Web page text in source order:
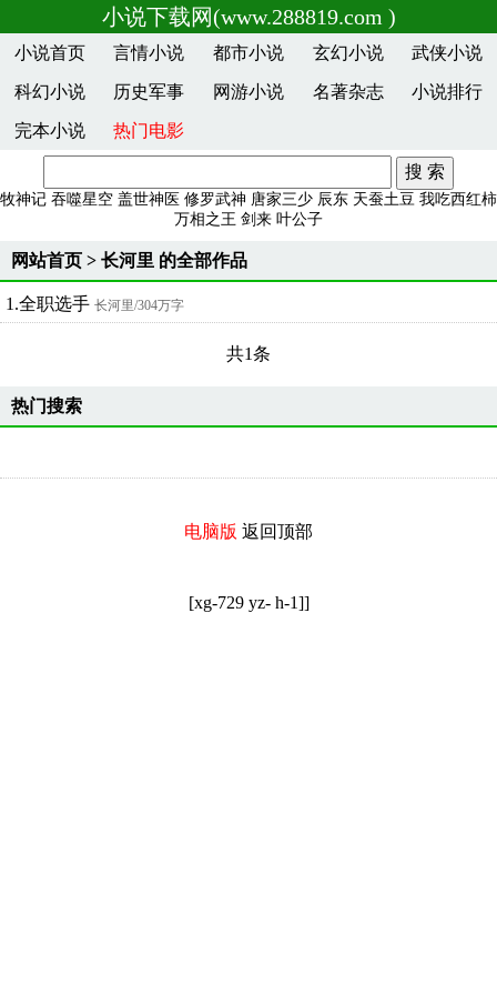
小说下载网(www.288819.com )
小说首页 言情小说 都市小说 玄幻小说 武侠小说
科幻小说 历史军事 网游小说 名著杂志 小说排行
完本小说 热门电影
牧神记 吞噬星空 盖世神医 修罗武神 唐家三少 辰东 天蚕土豆 我吃西红柿
万相之王 剑来 叶公子
网站首页 > 长河里 的全部作品
1.全职选手 长河里/304万字
共1条
热门搜索
电脑版 返回顶部
[xg-729 yz- h-1]]